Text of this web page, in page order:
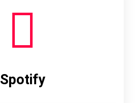
Spotify